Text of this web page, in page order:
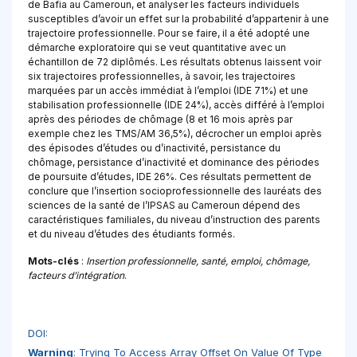
de Bafia au Cameroun, et analyser les facteurs individuels
susceptibles d’avoir un effet sur la probabilité d’appartenir à une
trajectoire professionnelle. Pour se faire, il a été adopté une
démarche exploratoire qui se veut quantitative avec un
échantillon de 72 diplômés. Les résultats obtenus laissent voir
six trajectoires professionnelles, à savoir, les trajectoires
marquées par un accès immédiat à l’emploi (IDE 71%) et une
stabilisation professionnelle (IDE 24%), accès différé à l’emploi
après des périodes de chômage (8 et 16 mois après par
exemple chez les TMS/AM 36,5%), décrocher un emploi après
des épisodes d’études ou d’inactivité, persistance du
chômage, persistance d’inactivité et dominance des périodes
de poursuite d’études, IDE 26%. Ces résultats permettent de
conclure que l’insertion socioprofessionnelle des lauréats des
sciences de la santé de l’IPSAS au Cameroun dépend des
caractéristiques familiales, du niveau d’instruction des parents
et du niveau d’études des étudiants formés.
Mots-clés : Insertion professionnelle, santé, emploi, chômage,
facteurs d’intégration.
DOI:
Warning: Trying To Access Array Offset On Value Of Type